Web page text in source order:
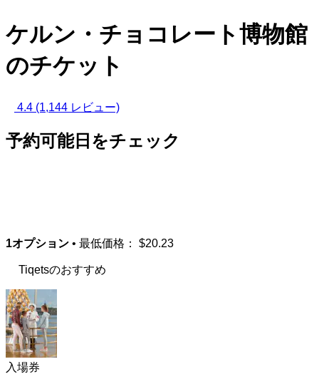
ケルン・チョコレート博物館
のチケット
4.4 (1,144 レビュー)
予約可能日をチェック
1オプション • 最低価格： $20.23
Tiqetsのおすすめ
入場券